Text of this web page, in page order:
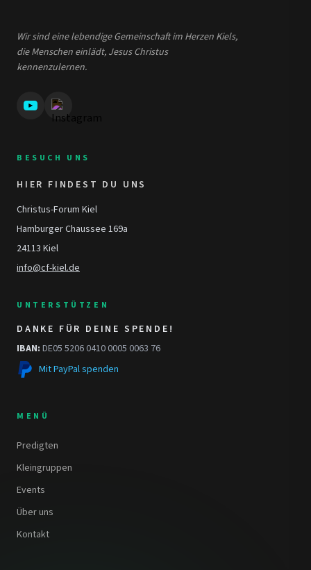
Wir sind eine lebendige Gemeinschaft im Herzen Kiels,
die Menschen einlädt, Jesus Christus
kennenzulernen.
BESUCH UNS
HIER FINDEST DU UNS
Christus-Forum Kiel
Hamburger Chaussee 169a
24113 Kiel
info@cf-kiel.de
UNTERSTÜTZEN
DANKE FÜR DEINE SPENDE!
IBAN: DE05 5206 0410 0005 0063 76
Mit PayPal spenden
MENÜ
Predigten
Kleingruppen
Events
Über uns
Kontakt